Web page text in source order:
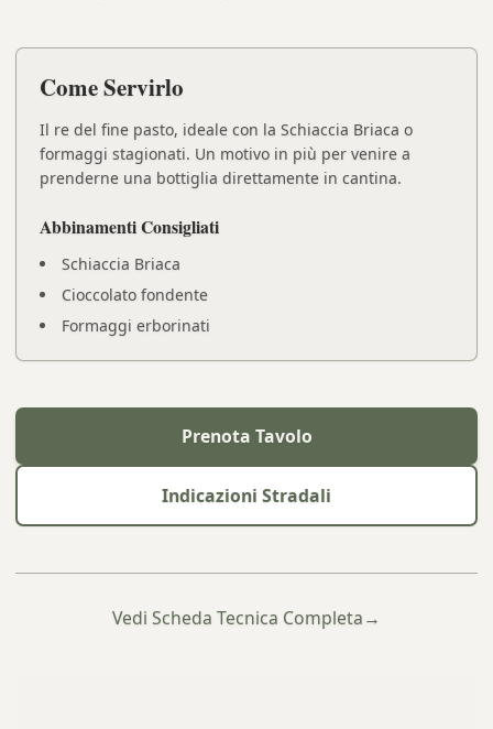
Come Servirlo
Il re del fine pasto, ideale con la Schiaccia Briaca o
formaggi stagionati. Un motivo in più per venire a
prenderne una bottiglia direttamente in cantina.
Abbinamenti Consigliati
Schiaccia Briaca
Cioccolato fondente
Formaggi erborinati
Prenota Tavolo
Indicazioni Stradali
Vedi Scheda Tecnica Completa→